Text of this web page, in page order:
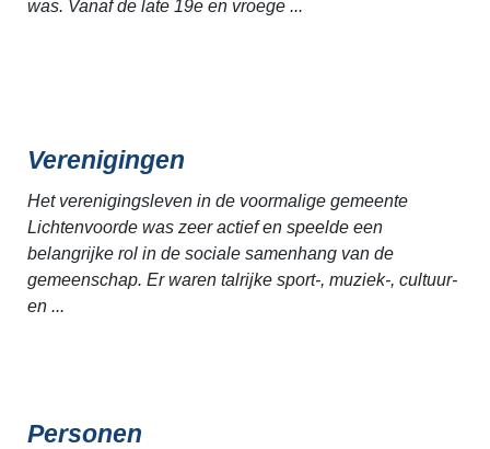
was. Vanaf de late 19e en vroege ...
Verenigingen
Het verenigingsleven in de voormalige gemeente
Lichtenvoorde was zeer actief en speelde een
belangrijke rol in de sociale samenhang van de
gemeenschap. Er waren talrijke sport-, muziek-, cultuur-
en ...
Personen